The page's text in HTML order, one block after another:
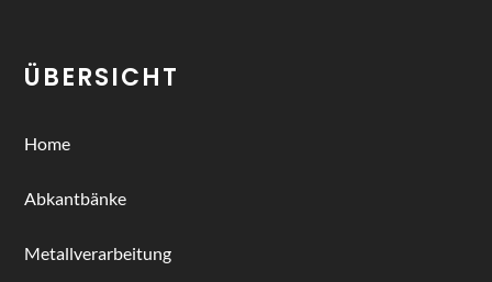
ÜBERSICHT
Home
Abkantbänke
Metallverarbeitung